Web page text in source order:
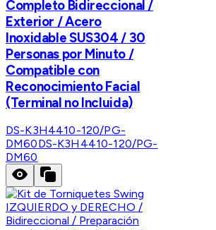
Completo Bidireccional /
Exterior / Acero
Inoxidable SUS304 / 30
Personas por Minuto /
Compatible con
Reconocimiento Facial
(Terminal no Incluida)
DS-K3H4410-120/PG-
DM60DS-K3H4410-120/PG-
DM60